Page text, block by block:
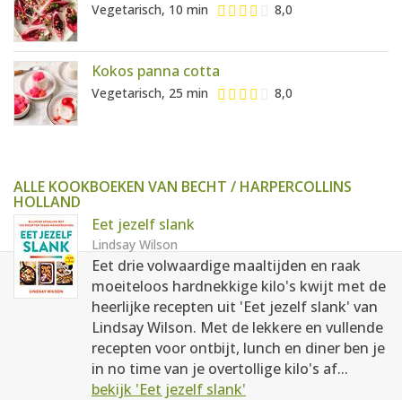
Vegetarisch, 10 min 8,0
Kokos panna cotta
Vegetarisch, 25 min 8,0
ALLE KOOKBOEKEN VAN BECHT / HARPERCOLLINS
HOLLAND
Eet jezelf slank
Lindsay Wilson
Eet drie volwaardige maaltijden en raak
moeiteloos hardnekkige kilo's kwijt met de
heerlijke recepten uit 'Eet jezelf slank' van
Lindsay Wilson. Met de lekkere en vullende
recepten voor ontbijt, lunch en diner ben je
in no time van je overtollige kilo's af...
bekijk 'Eet jezelf slank'